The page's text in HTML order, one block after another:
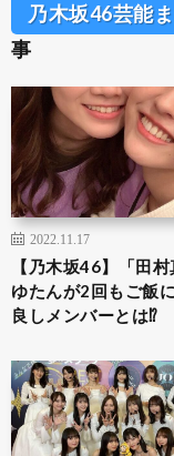
乃木坂46芸能
事
2022.11.17
【乃木坂46】「田
ゆたんが2回もご飯
良しメンバーとは⁉︎